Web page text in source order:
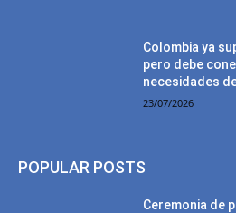
Colombia ya
pero debe
necesidades
23/07/2026
POPULAR POSTS
Ceremonia de